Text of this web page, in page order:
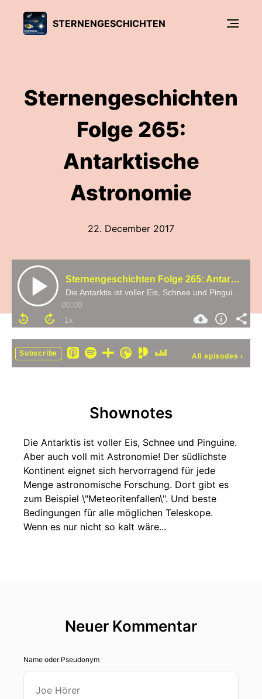
STERNENGESCHICHTEN
Sternengeschichten
Folge 265:
Antarktische
Astronomie
22. December 2017
Sternengeschichten Folge 265: Antarktische Astronomie
00:00
Subscribe All episodes ›
Shownotes
Die Antarktis ist voller Eis, Schnee und Pinguine.
Aber auch voll mit Astronomie! Der südlichste
Kontinent eignet sich hervorragend für jede
Menge astronomische Forschung. Dort gibt es
zum Beispiel \"Meteoritenfallen\". Und beste
Bedingungen für alle möglichen Teleskope.
Wenn es nur nicht so kalt wäre...
Neuer Kommentar
Name oder Pseudonym